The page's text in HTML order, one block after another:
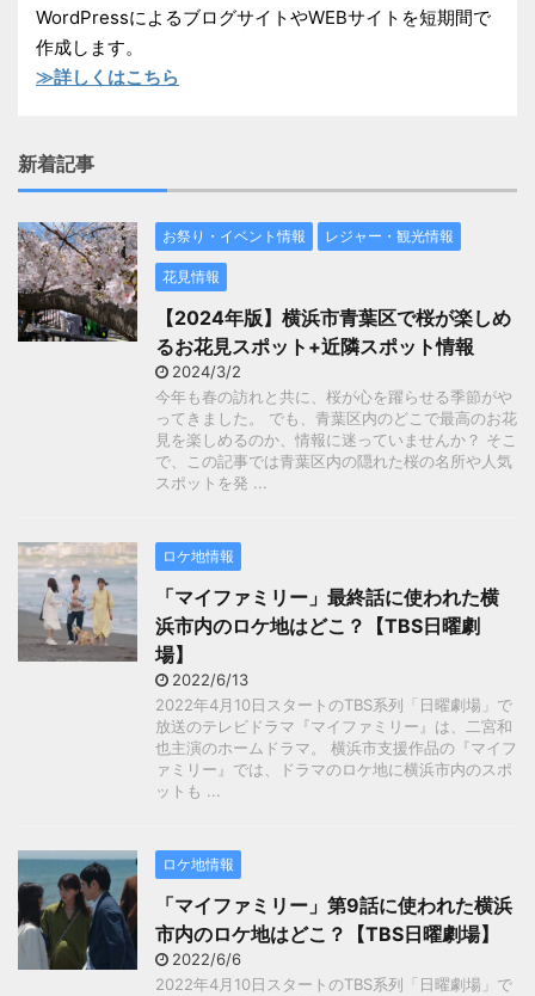
WordPressによるブログサイトやWEBサイトを短期間で
作成します。
≫詳しくはこちら
新着記事
お祭り・イベント情報 レジャー・観光情報
花見情報
【2024年版】横浜市青葉区で桜が楽しめ
るお花見スポット+近隣スポット情報
2024/3/2
今年も春の訪れと共に、桜が心を躍らせる季節がや
ってきました。 でも、青葉区内のどこで最高のお花
見を楽しめるのか、情報に迷っていませんか？ そこ
で、この記事では青葉区内の隠れた桜の名所や人気
スポットを発 ...
ロケ地情報
「マイファミリー」最終話に使われた横
浜市内のロケ地はどこ？【TBS日曜劇
場】
2022/6/13
2022年4月10日スタートのTBS系列「日曜劇場」で
放送のテレビドラマ『マイファミリー』は、二宮和
也主演のホームドラマ。 横浜市支援作品の『マイフ
ァミリー』では、ドラマのロケ地に横浜市内のスポ
ットも ...
ロケ地情報
「マイファミリー」第9話に使われた横浜
市内のロケ地はどこ？【TBS日曜劇場】
2022/6/6
2022年4月10日スタートのTBS系列「日曜劇場」で